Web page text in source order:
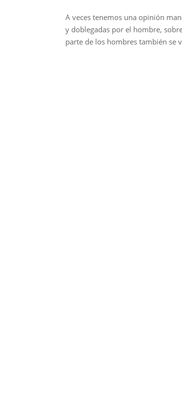
A veces tenemos una opinión
y doblegadas por el hombre,
parte de los hombres también se